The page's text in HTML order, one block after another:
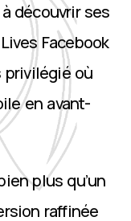
découvrir ses
Facebook
privilégié où
en avant-
plus qu’un
raffinée